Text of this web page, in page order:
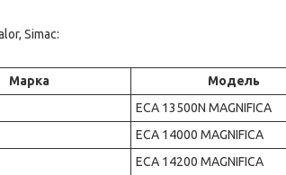
Simac:
Марка
Модель
ECA 13500N MAGNIFICA
ECA 14000 MAGNIFICA
ECA 14200 MAGNIFICA